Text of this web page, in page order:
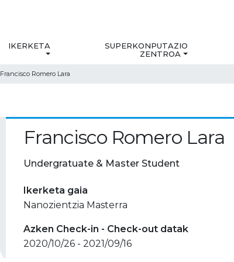
IKERKETA
SUPERKONPUTAZIO
ZENTROA
Francisco Romero Lara
Francisco Romero Lara
Undergratuate & Master Student
Ikerketa gaia
Nanozientzia Masterra
Azken Check-in - Check-out datak
2020/10/26 - 2021/09/16